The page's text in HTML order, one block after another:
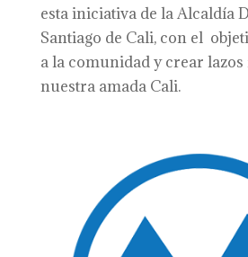
esta iniciativa de la Alcaldía
Santiago de Cali, con el
a la comunidad y crear
nuestra amada Cali.